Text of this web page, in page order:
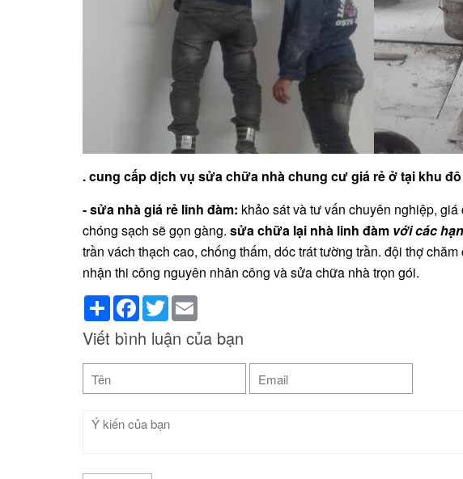
. cung cấp dịch vụ sửa chữa nhà chung cư giá rẻ ở tại khu
- sửa nhà giá rẻ linh đàm: khảo sát và tư vấn chuyên nghiệp,
chóng sạch sẽ gọn gàng. sửa chữa lại nhà linh đàm với các
trần vách thạch cao, chống thấm, dóc trát tường trần. đội thợ
nhận thi công nguyên nhân công và sửa chữa nhà trọn gói.
ShareFacebook
Twitter
Viết bình luận của bạn